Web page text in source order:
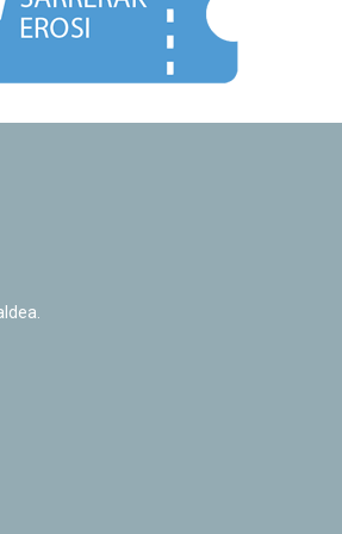
publikoa eskatzeko baimena